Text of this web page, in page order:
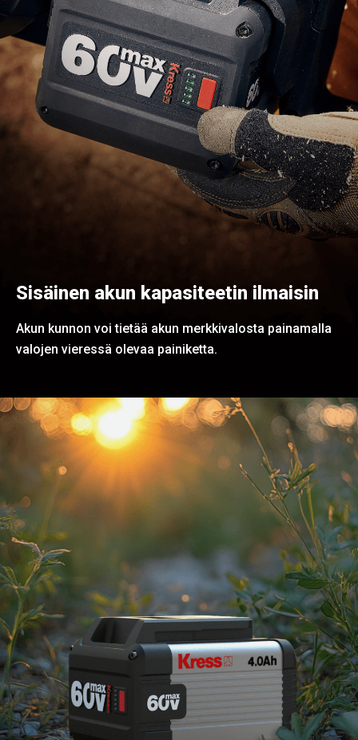
Sisäinen akun kapasiteetin ilmaisin
Akun kunnon voi tietää akun merkkivalosta painamalla
valojen vieressä olevaa painiketta.